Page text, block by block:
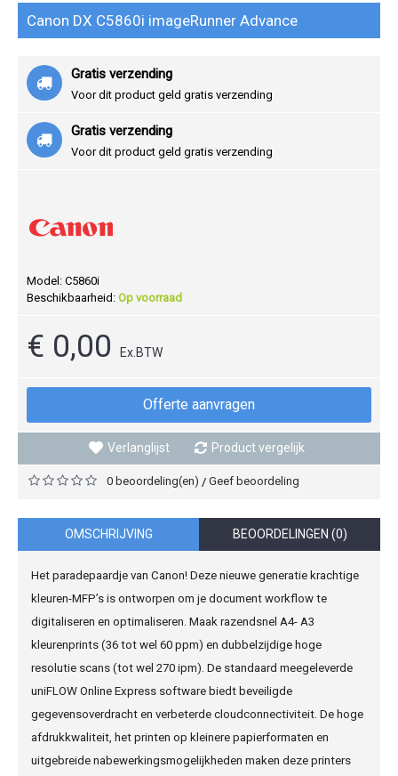
Canon DX C5860i imageRunner Advance
Gratis verzending
Voor dit product geld gratis verzending
Gratis verzending
Voor dit product geld gratis verzending
Model: C5860i
Beschikbaarheid: Op voorraad
€ 0,00 Ex.BTW
Offerte aanvragen
Verlanglijst Product vergelijk
0 beoordeling(en) / Geef beoordeling
OMSCHRIJVING BEOORDELINGEN (0)
Het paradepaardje van Canon! Deze nieuwe generatie krachtige
kleuren-MFP’s is ontworpen om je document workflow te
digitaliseren en optimaliseren. Maak razendsnel A4- A3
kleurenprints (36 tot wel 60 ppm) en dubbelzijdige hoge
resolutie scans (tot wel 270 ipm). De standaard meegeleverde
uniFLOW Online Express software biedt beveiligde
gegevensoverdracht en verbeterde cloudconnectiviteit. De hoge
afdrukkwaliteit, het printen op kleinere papierformaten en
uitgebreide nabewerkingsmogelijkheden maken deze printers